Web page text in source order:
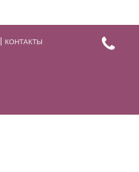
КОНТАКТЫ